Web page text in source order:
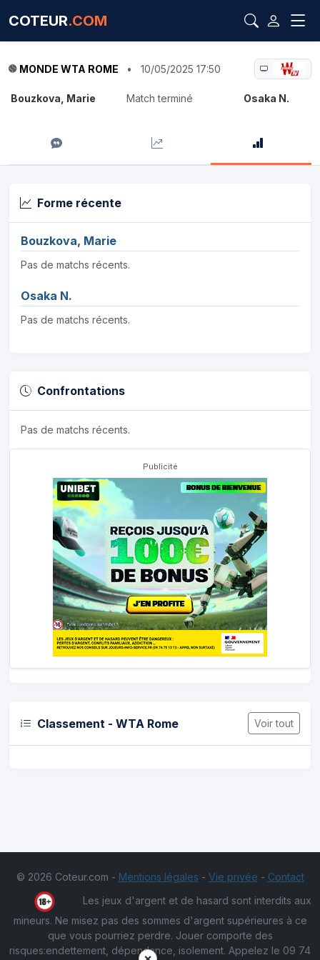
COTEUR.COM
MONDE WTA ROME • 10/05/2025 17:50
Bouzkova, Marie Match terminé Osaka N.
Forme récente
Bouzkova, Marie
Pas de matchs récents.
Osaka N.
Pas de matchs récents.
Confrontations
Pas de matchs récents.
Publicité
Classement - WTA Rome Voir tout
© 2026 Coteur.com - Mentions légales - Vie privée - Contact
Les jeux d'argent et de hasard sont interdits aux
mineurs. Ne misez pas des sommes d'argent supérieures à ce
que vous pourriez perdre. Jouer comporte des
risques:endettement, dépendance, isolement. Appelez le 09 74